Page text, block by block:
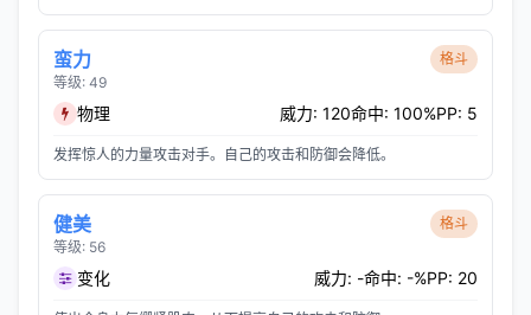
蛮力
等级: 49
格斗
物理 威力: 120命中: 100%PP: 5
发挥惊人的力量攻击对手。自己的攻击和防御会降低。
健美
等级: 56
格斗
变化 威力: -命中: -%PP: 20